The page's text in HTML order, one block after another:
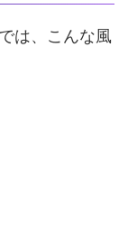
は、こんな風